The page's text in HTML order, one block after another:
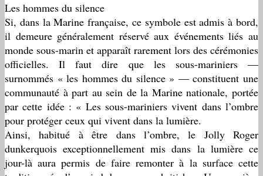
Les hommes du silence
Si, dans la Marine française, ce symbole est admis à bord,
il demeure généralement réservé aux événements liés au
monde sous-marin et apparaît rarement lors des cérémonies
officielles. Il faut dire que les sous-mariniers —
surnommés « les hommes du silence » — constituent une
communauté à part au sein de la Marine nationale, portée
par cette idée : « Les sous-mariniers vivent dans l’ombre
pour protéger ceux qui vivent dans la lumière.
Ainsi, habitué à être dans l’ombre, le Jolly Roger
dunkerquois exceptionnellement mis dans la lumière ce
jour-là aura permis de faire remonter à la surface cette